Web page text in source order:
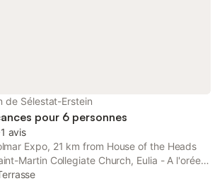
de Sélestat-Erstein
pour 6 personnes
1 avis
Expo, 21 km from House of the Heads
Martin Collegiate Church, Eulia - A l'orée
privé fermé provides accommodation